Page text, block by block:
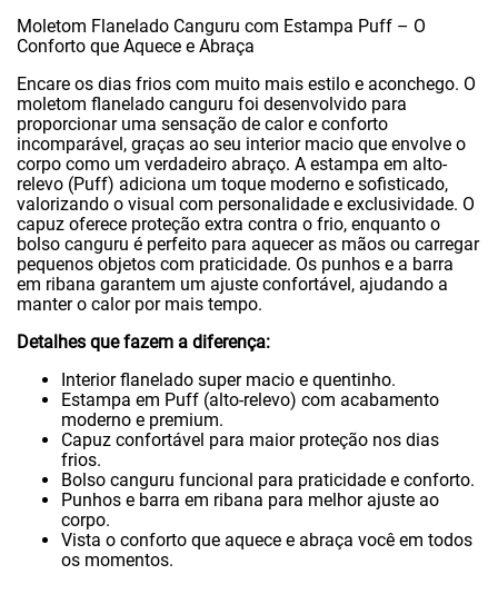
Moletom Flanelado Canguru com Estampa Puff – O
Conforto que Aquece e Abraça
Encare os dias frios com muito mais estilo e aconchego. O
moletom flanelado canguru foi desenvolvido para
proporcionar uma sensação de calor e conforto
incomparável, graças ao seu interior macio que envolve o
corpo como um verdadeiro abraço. A estampa em alto-
relevo (Puff) adiciona um toque moderno e sofisticado,
valorizando o visual com personalidade e exclusividade. O
capuz oferece proteção extra contra o frio, enquanto o
bolso canguru é perfeito para aquecer as mãos ou carregar
pequenos objetos com praticidade. Os punhos e a barra
em ribana garantem um ajuste confortável, ajudando a
manter o calor por mais tempo.
Detalhes que fazem a diferença:
Interior flanelado super macio e quentinho.
Estampa em Puff (alto-relevo) com acabamento
moderno e premium.
Capuz confortável para maior proteção nos dias
frios.
Bolso canguru funcional para praticidade e conforto.
Punhos e barra em ribana para melhor ajuste ao
corpo.
Vista o conforto que aquece e abraça você em todos
os momentos.